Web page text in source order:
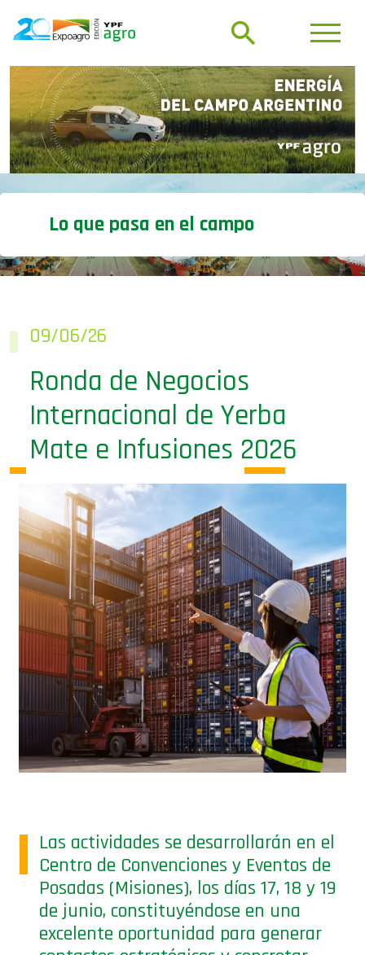
Lo que pasa en el campo
Internacional de Yerba
Mate e Infusiones 2026
Centro de Convenciones y Eventos de
Posadas (Misiones), los días 17, 18 y 19
de junio, constituyéndose en una
excelente oportunidad para generar
contactos estratégicos y concretar